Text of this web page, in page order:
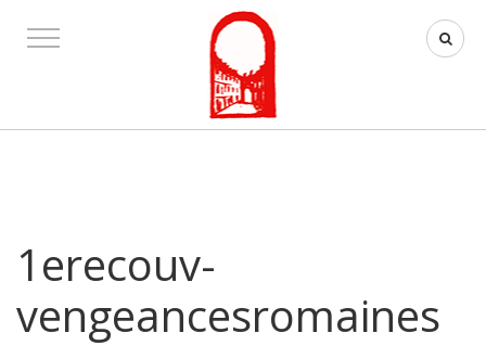
1erecouv-
vengeancesromaines